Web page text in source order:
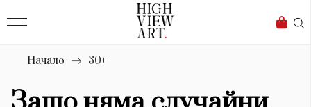
Бизнес
Мода
Dialogue
Начало 30+